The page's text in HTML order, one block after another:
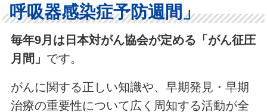
呼吸器感染症予防週間」
毎年9月は日本対がん協会が定める「がん征圧
月間」 です。
がんに関する正しい知識や、早期発見・早期
治療の重要性について広く周知する活動が全